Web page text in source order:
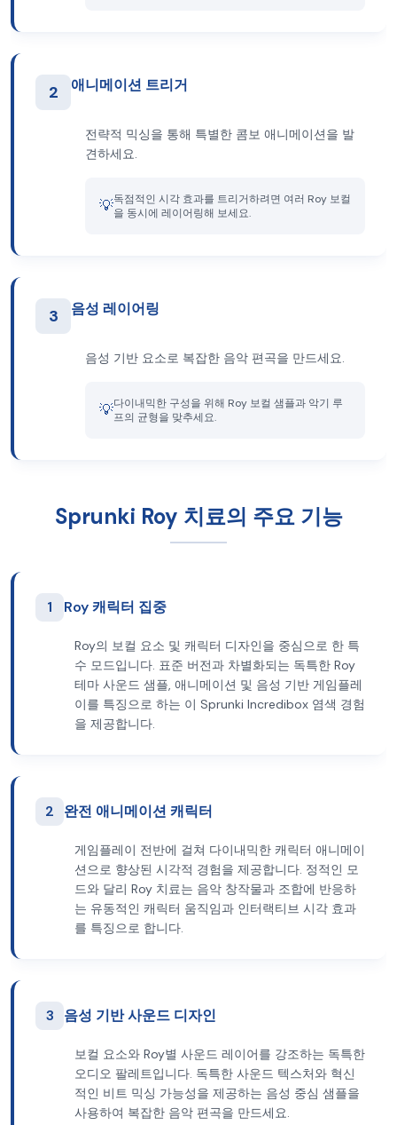
2 애니메이션 트리거
전략적 믹싱을 통해 특별한 콤보 애니메이션을 발
견하세요.
💡독점적인 시각 효과를 트리거하려면 여러 Roy 보컬
을 동시에 레이어링해 보세요.
3 음성 레이어링
음성 기반 요소로 복잡한 음악 편곡을 만드세요.
💡다이내믹한 구성을 위해 Roy 보컬 샘플과 악기 루
프의 균형을 맞추세요.
Sprunki Roy 치료의 주요 기능
1 Roy 캐릭터 집중
Roy의 보컬 요소 및 캐릭터 디자인을 중심으로 한 특
수 모드입니다. 표준 버전과 차별화되는 독특한 Roy
테마 사운드 샘플, 애니메이션 및 음성 기반 게임플레
이를 특징으로 하는 이 Sprunki Incredibox 염색 경험
을 제공합니다.
2 완전 애니메이션 캐릭터
게임플레이 전반에 걸쳐 다이내믹한 캐릭터 애니메이
션으로 향상된 시각적 경험을 제공합니다. 정적인 모
드와 달리 Roy 치료는 음악 창작물과 조합에 반응하
는 유동적인 캐릭터 움직임과 인터랙티브 시각 효과
를 특징으로 합니다.
3 음성 기반 사운드 디자인
보컬 요소와 Roy별 사운드 레이어를 강조하는 독특한
오디오 팔레트입니다. 독특한 사운드 텍스처와 혁신
적인 비트 믹싱 가능성을 제공하는 음성 중심 샘플을
사용하여 복잡한 음악 편곡을 만드세요.